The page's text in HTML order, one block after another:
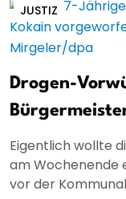
JUSTIZ
Drogen-
Eigentlich wollte
am Wochenende
vor der